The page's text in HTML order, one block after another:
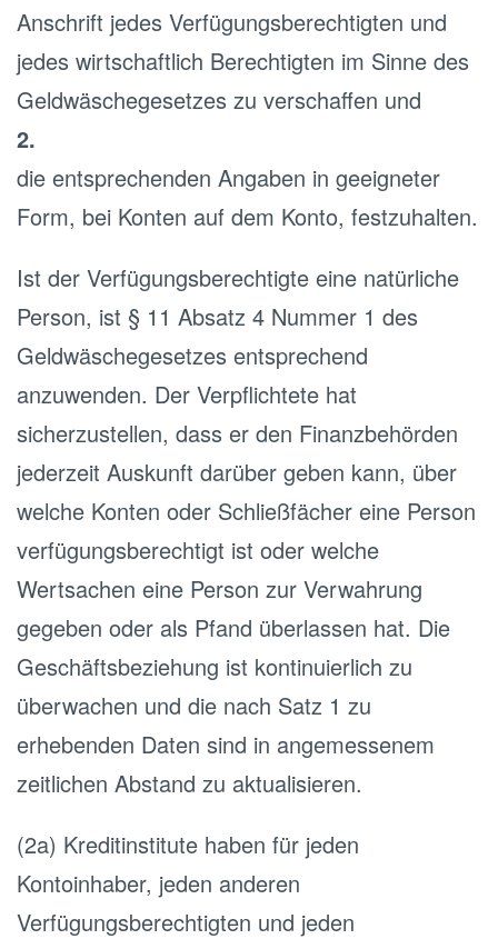
Anschrift jedes Verfügungsberechtigten und
jedes wirtschaftlich Berechtigten im Sinne des
Geldwäschegesetzes zu verschaffen und
2.
die entsprechenden Angaben in geeigneter
Form, bei Konten auf dem Konto, festzuhalten.
Ist der Verfügungsberechtigte eine natürliche
Person, ist § 11 Absatz 4 Nummer 1 des
Geldwäschegesetzes entsprechend
anzuwenden. Der Verpflichtete hat
sicherzustellen, dass er den Finanzbehörden
jederzeit Auskunft darüber geben kann, über
welche Konten oder Schließfächer eine Person
verfügungsberechtigt ist oder welche
Wertsachen eine Person zur Verwahrung
gegeben oder als Pfand überlassen hat. Die
Geschäftsbeziehung ist kontinuierlich zu
überwachen und die nach Satz 1 zu
erhebenden Daten sind in angemessenem
zeitlichen Abstand zu aktualisieren.
(2a) Kreditinstitute haben für jeden
Kontoinhaber, jeden anderen
Verfügungsberechtigten und jeden